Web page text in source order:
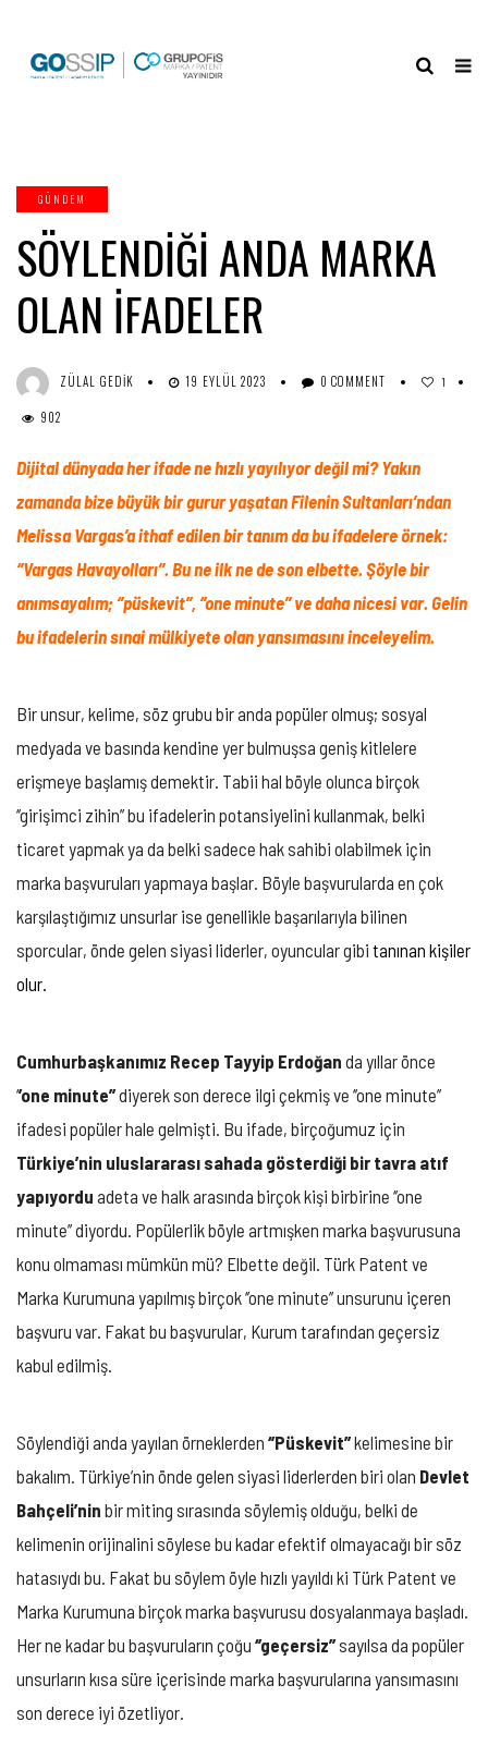
GÜNDEM
SÖYLENDİĞİ ANDA MARKA
OLAN İFADELER
ZÜLAL GEDIK 19 EYLÜL 2023 0 COMMENT 1
902
Dijital dünyada her ifade ne hızlı yayılıyor değil mi? Yakın
zamanda bize büyük bir gurur yaşatan Filenin Sultanları’ndan
Melissa Vargas’a ithaf edilen bir tanım da bu ifadelere örnek:
‘’Vargas Havayolları’’. Bu ne ilk ne de son elbette. Şöyle bir
anımsayalım; ‘’püskevit’’, ‘’one minute’’ ve daha nicesi var. Gelin
bu ifadelerin sınai mülkiyete olan yansımasını inceleyelim.
Bir unsur, kelime, söz grubu bir anda popüler olmuş; sosyal
medyada ve basında kendine yer bulmuşsa geniş kitlelere
erişmeye başlamış demektir. Tabii hal böyle olunca birçok
‘’girişimci zihin’’ bu ifadelerin potansiyelini kullanmak, belki
ticaret yapmak ya da belki sadece hak sahibi olabilmek için
marka başvuruları yapmaya başlar. Böyle başvurularda en çok
karşılaştığımız unsurlar ise genellikle başarılarıyla bilinen
sporcular, önde gelen siyasi liderler, oyuncular gibi tanınan kişiler
olur.
Cumhurbaşkanımız Recep Tayyip Erdoğan da yıllar önce
‘’one minute’’diyerek son derece ilgi çekmiş ve ‘’one minute’’
ifadesi popüler hale gelmişti. Bu ifade, birçoğumuz için
Türkiye’nin uluslararası sahada gösterdiği bir tavra atıf
yapıyordu adeta ve halk arasında birçok kişi birbirine ‘’one
minute’’ diyordu. Popülerlik böyle artmışken marka başvurusuna
konu olmaması mümkün mü? Elbette değil. Türk Patent ve
Marka Kurumuna yapılmış birçok ‘’one minute’’ unsurunu içeren
başvuru var. Fakat bu başvurular, Kurum tarafından geçersiz
kabul edilmiş.
Söylendiği anda yayılan örneklerden ‘’Püskevit’’kelimesine bir
bakalım. Türkiye’nin önde gelen siyasi liderlerden biri olan Devlet
Bahçeli’nin bir miting sırasında söylemiş olduğu, belki de
kelimenin orijinalini söylese bu kadar efektif olmayacağı bir söz
hatasıydı bu. Fakat bu söylem öyle hızlı yayıldı ki Türk Patent ve
Marka Kurumuna birçok marka başvurusu dosyalanmaya başladı.
Her ne kadar bu başvuruların çoğu ‘’geçersiz’’sayılsa da popüler
unsurların kısa süre içerisinde marka başvurularına yansımasını
son derece iyi özetliyor.